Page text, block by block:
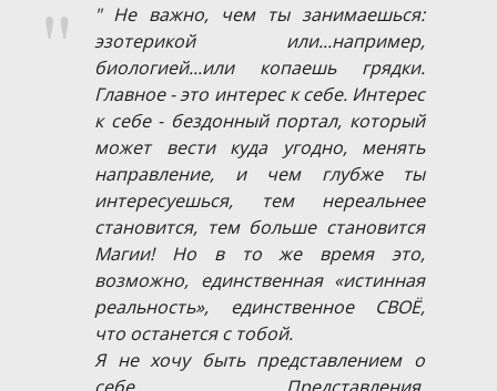
" Не важно, чем ты занимаешься:
эзотерикой или...например,
биологией...или копаешь грядки.
Главное - это интерес к себе. Интерес
к себе - бездонный портал, который
может вести куда угодно, менять
направление, и чем глубже ты
интересуешься, тем нереальнее
становится, тем больше становится
Магии! Но в то же время это,
возможно, единственная «истинная
реальность», единственное СВОЁ,
что останется с тобой.
Я не хочу быть представлением о